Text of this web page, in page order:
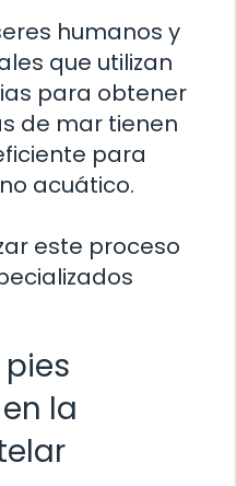
humanos y
que utilizan
para obtener
de mar tienen
para
acuático.
este proceso
la